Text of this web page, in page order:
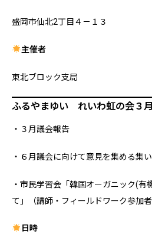
盛岡市仙北2丁目４－１３
主催者
東北ブロック支局
ふるやまゆい れいわ虹の会３
・３月議会報告
・６月議会に向けて意見を集める集い
・市民学習会「韓国オーガニック(有
て」（講師・フィールドワーク参加者
日時